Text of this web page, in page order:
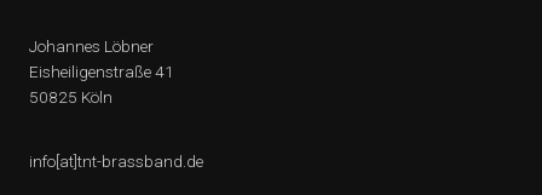
Johannes Löbner
Eisheiligenstraße 41
50825 Köln
info[at]tnt-brassband.de